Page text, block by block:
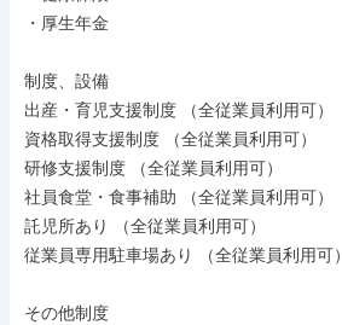
・厚生年金
制度、設備
出産・育児支援制度 （全従業員利用可）
資格取得支援制度 （全従業員利用可）
研修支援制度 （全従業員利用可）
社員食堂・食事補助 （全従業員利用可）
託児所あり （全従業員利用可）
従業員専用駐車場あり （全従業員利用可）
その他制度